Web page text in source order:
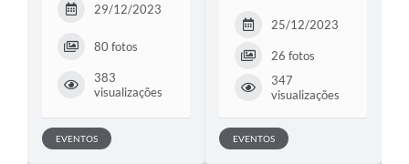
29/12/2023
80 fotos
383
visualizações
EVENTOS
25/12/2023
26 fotos
347
visualizações
EVENTOS